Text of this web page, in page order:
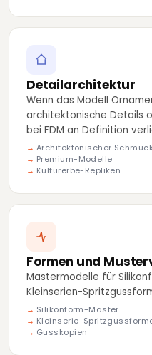
Detailarchitektur
Wenn das Modell
architektonische Details
bei FDM an Definition
Architektonischer
Premium-Modelle
Kulturerbe-Repliken
Formen und
Mastermodelle für
Kleinserien-
Silikonform-Master
Kleinserie-
Gusskopien